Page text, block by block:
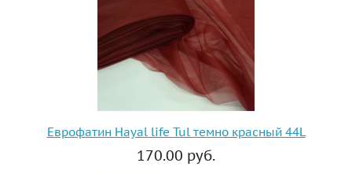
Еврофатин Hayal life Tul темно красный 44L
170.00 руб.